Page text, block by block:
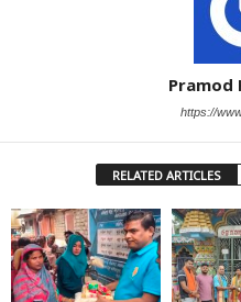
Pramod
https://
RELATED ARTICLES